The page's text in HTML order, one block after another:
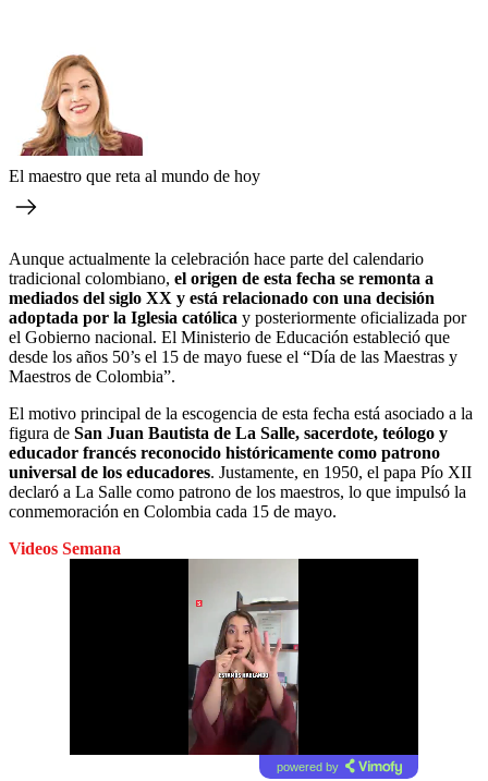
El maestro que reta al mundo de hoy
Aunque actualmente la celebración hace parte del calendario
tradicional colombiano, el origen de esta fecha se remonta a
mediados del siglo XX y está relacionado con una decisión
adoptada por la Iglesia católica y posteriormente oficializada por
el Gobierno nacional. El Ministerio de Educación estableció que
desde los años 50’s el 15 de mayo fuese el “Día de las Maestras y
Maestros de Colombia”.
El motivo principal de la escogencia de esta fecha está asociado a la
figura de San Juan Bautista de La Salle, sacerdote, teólogo y
educador francés reconocido históricamente como patrono
universal de los educadores. Justamente, en 1950, el papa Pío XII
declaró a La Salle como patrono de los maestros, lo que impulsó la
conmemoración en Colombia cada 15 de mayo.
Videos Semana
powered by